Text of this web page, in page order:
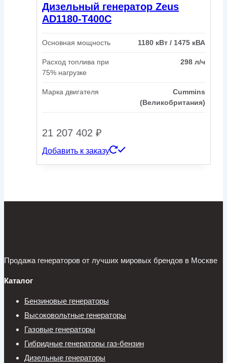
Дизельный генератор Zeus
AD1180-T400C
Основная мощность 1180 кВт / 1475 кВА
Расход топлива при
75% нагрузке
298 л/ч
Марка двигателя
Cummins
(Великобритания)
21 207 402 ₽
Добавить к заказу
Продажа генераторов от лучших мировых брендов в Москве
Каталог
Бензиновые генераторы
Высоковольтные генераторы
Газовые генераторы
Гибридные генераторы газ-бензин
Дизельные генераторы